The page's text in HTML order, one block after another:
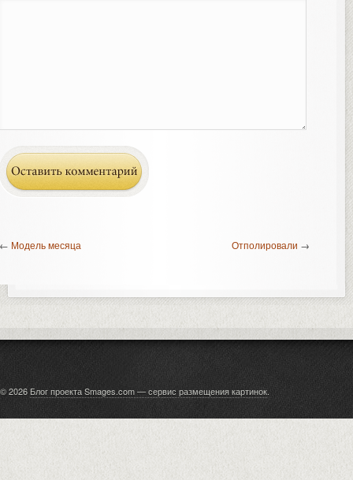
Модель месяца Отполировали →
© 2026 Блог проекта Smages.com — сервис размещения картинок.